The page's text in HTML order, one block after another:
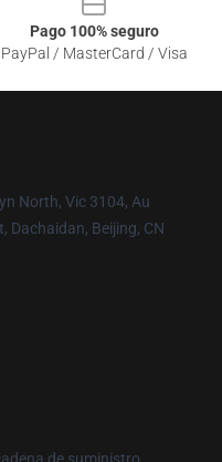
Pago 100% seguro
PayPal / MasterCard / Visa
North, Vic 3104, Au
Dachaidan, Beijing, CN